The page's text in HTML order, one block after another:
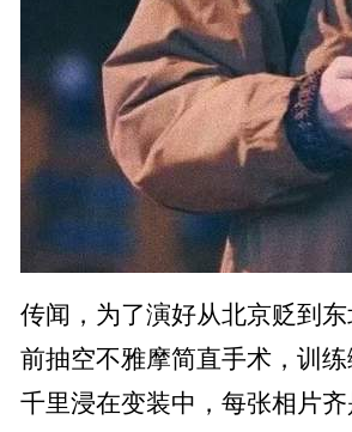
传闻，为了演好从北京贬到
前抽空不雅摩简直手术，训
千里浸在变装中，每张相片